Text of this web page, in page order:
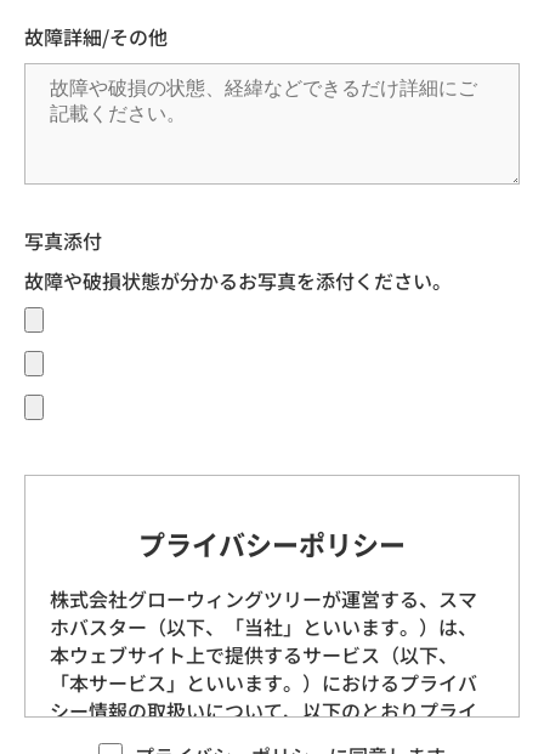
故障詳細/その他
写真添付
故障や破損状態が分かるお写真を添付ください。
プライバシーポリシー
株式会社グローウィングツリーが運営する、スマ
ホバスター（以下、「当社」といいます。）は、
本ウェブサイト上で提供するサービス（以下、
「本サービス」といいます。）におけるプライバ
シー情報の取扱いについて、以下のとおりプライ
バシーポリシー（以下、「本ポリシー」といいま